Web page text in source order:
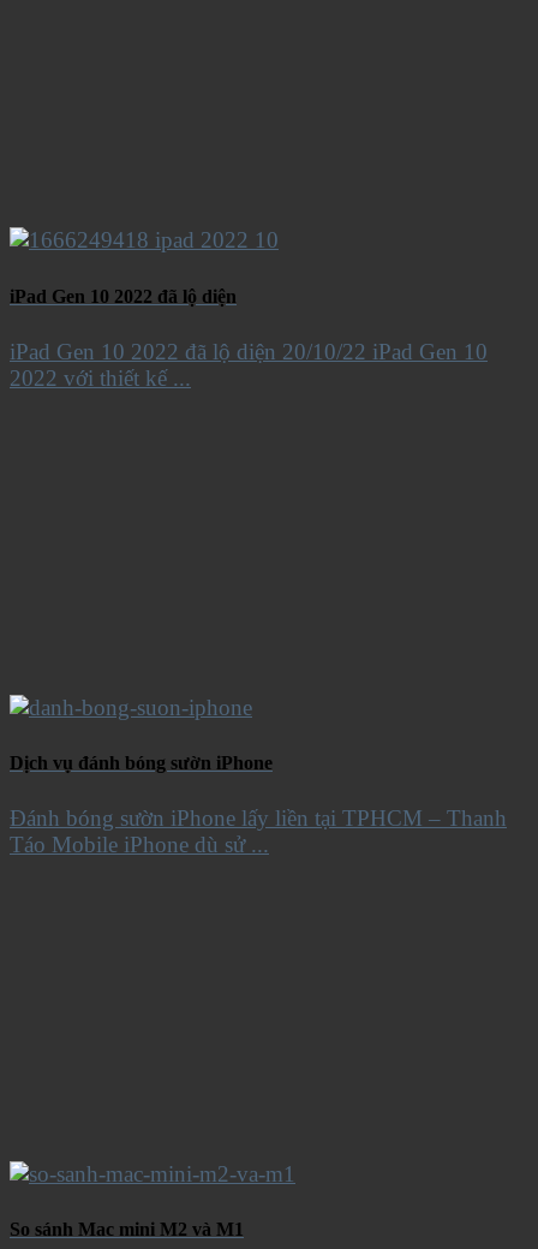
iPad Gen 10 2022 đã lộ diện
iPad Gen 10 2022 đã lộ diện 20/10/22 iPad Gen 10
2022 với thiết kế ...
Dịch vụ đánh bóng sườn iPhone
Đánh bóng sườn iPhone lấy liền tại TPHCM – Thanh
Táo Mobile iPhone dù sử ...
So sánh Mac mini M2 và M1